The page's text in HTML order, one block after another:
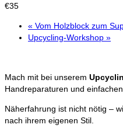
€35
« Vom Holzblock zum
Upcycling‑Workshop »
Mach mit bei unserem
Handreparaturen und
Näherfahrung ist nicht nötig –
nach ihrem eigenen Stil.